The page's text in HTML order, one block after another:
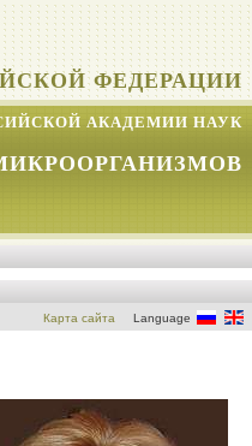
ФЕДЕРАЦИИ
АКАДЕМИИ НАУК
Карта сайта Language